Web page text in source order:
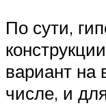
По сути,
вариант на
числе, и